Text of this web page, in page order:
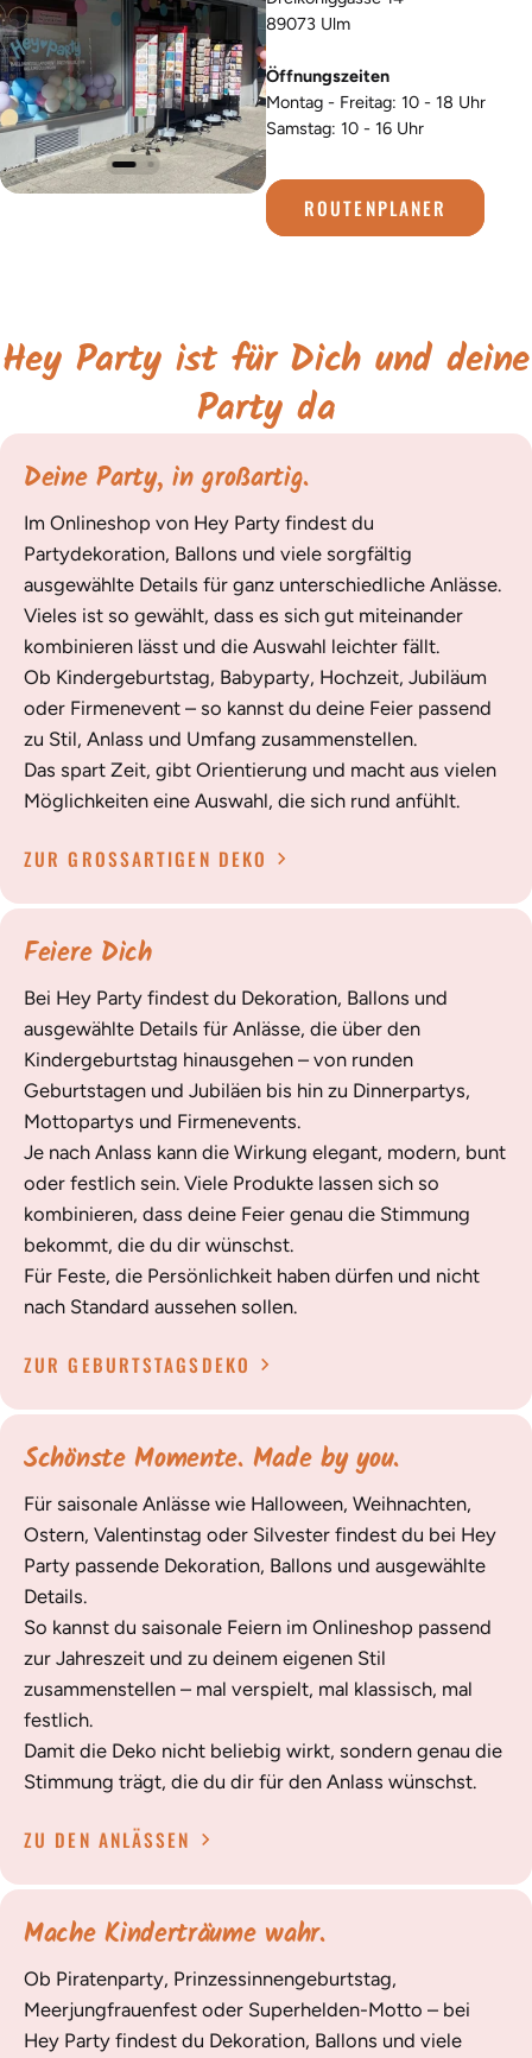
89073 Ulm
Öffnungszeiten
Montag - Freitag: 10 - 18 Uhr
Samstag: 10 - 16 Uhr
ROUTENPLANER
Hey Party ist für Dich und deine
Party da
Deine Party, in großartig.
Im Onlineshop von Hey Party findest du
Partydekoration, Ballons und viele sorgfältig
ausgewählte Details für ganz unterschiedliche Anlässe.
Vieles ist so gewählt, dass es sich gut miteinander
kombinieren lässt und die Auswahl leichter fällt.
Ob Kindergeburtstag, Babyparty, Hochzeit, Jubiläum
oder Firmenevent – so kannst du deine Feier passend
zu Stil, Anlass und Umfang zusammenstellen.
Das spart Zeit, gibt Orientierung und macht aus vielen
Möglichkeiten eine Auswahl, die sich rund anfühlt.
ZUR GROSSARTIGEN DEKO
Feiere Dich
Bei Hey Party findest du Dekoration, Ballons und
ausgewählte Details für Anlässe, die über den
Kindergeburtstag hinausgehen – von runden
Geburtstagen und Jubiläen bis hin zu Dinnerpartys,
Mottopartys und Firmenevents.
Je nach Anlass kann die Wirkung elegant, modern, bunt
oder festlich sein. Viele Produkte lassen sich so
kombinieren, dass deine Feier genau die Stimmung
bekommt, die du dir wünschst.
Für Feste, die Persönlichkeit haben dürfen und nicht
nach Standard aussehen sollen.
ZUR GEBURTSTAGSDEKO
Schönste Momente. Made by you.
Für saisonale Anlässe wie Halloween, Weihnachten,
Ostern, Valentinstag oder Silvester findest du bei Hey
Party passende Dekoration, Ballons und ausgewählte
Details.
So kannst du saisonale Feiern im Onlineshop passend
zur Jahreszeit und zu deinem eigenen Stil
zusammenstellen – mal verspielt, mal klassisch, mal
festlich.
Damit die Deko nicht beliebig wirkt, sondern genau die
Stimmung trägt, die du dir für den Anlass wünschst.
ZU DEN ANLÄSSEN
Mache Kinderträume wahr.
Ob Piratenparty, Prinzessinnengeburtstag,
Meerjungfrauenfest oder Superhelden-Motto – bei
Hey Party findest du Dekoration, Ballons und viele